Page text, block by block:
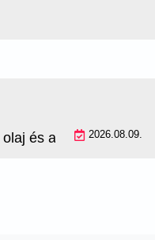
és a cannabis olaj
2026.08.09.